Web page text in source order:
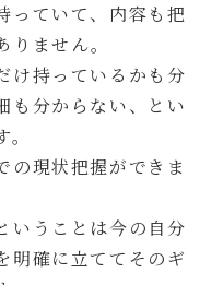
っていて、内容も把
ません。
け持っているかも分
も分からない、とい
の現状把握ができま
いうことは今の自分
明確に立ててそのギ